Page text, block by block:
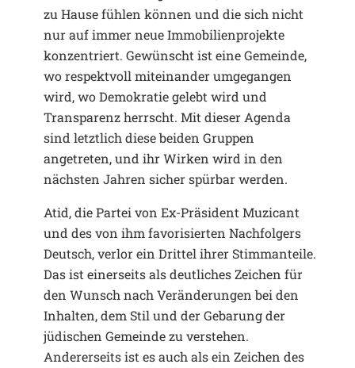
zu Hause fühlen können und die sich nicht
nur auf immer neue Immobilienprojekte
konzentriert. Gewünscht ist eine Gemeinde,
wo respektvoll miteinander umgegangen
wird, wo Demokratie gelebt wird und
Transparenz herrscht. Mit dieser Agenda
sind letztlich diese beiden Gruppen
angetreten, und ihr Wirken wird in den
nächsten Jahren sicher spürbar werden.
Atid, die Partei von Ex-Präsident Muzicant
und des von ihm favorisierten Nachfolgers
Deutsch, verlor ein Drittel ihrer Stimmanteile.
Das ist einerseits als deutliches Zeichen für
den Wunsch nach Veränderungen bei den
Inhalten, dem Stil und der Gebarung der
jüdischen Gemeinde zu verstehen.
Andererseits ist es auch als ein Zeichen des